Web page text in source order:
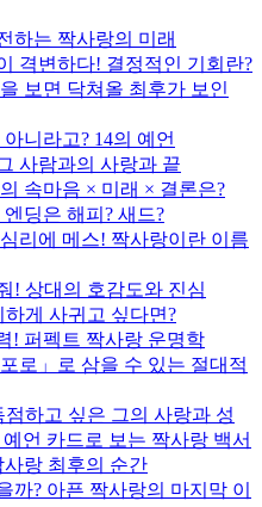
하는 짝사랑의 미래
격변하다! 결정적인 기회란?
보면 닥쳐올 최후가 보인
니라고? 14의 예언
사람과의 사랑과 끝
속마음 × 미래 × 결론은?
딩은 해피? 새드?
리에 메스! 짝사랑이란 이름
! 상대의 호감도와 진심
게 사귀고 싶다면?
! 퍼펙트 짝사랑 운명학
로」로 삼을 수 있는 절대적
하고 싶은 그의 사랑과 성
언 카드로 보는 짝사랑 백서
랑 최후의 순간
까? 아픈 짝사랑의 마지막 이